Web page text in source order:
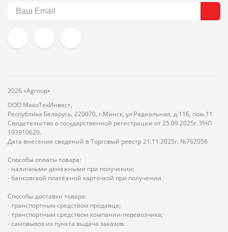
2026 «Agroup»
ООО МакоТехИнвест,
Республика Беларусь, 220070, г.Минск, ул.Радиальная, д.11Б, пом.11
Свидетельство о государственной регистрации от 25.09.2025г. УНП
193910620.
Дата внесения сведений в Торговый реестр 21.11.2025г. №762056
Способы оплаты товара:
- наличными денежными при получении;
- банковской платёжной карточкой при получении.
Способы доставки товара:
- транспортным средством продавца;
- транспортным средством компании-перевозчика;
- самовывоз из пункта выдача заказов.